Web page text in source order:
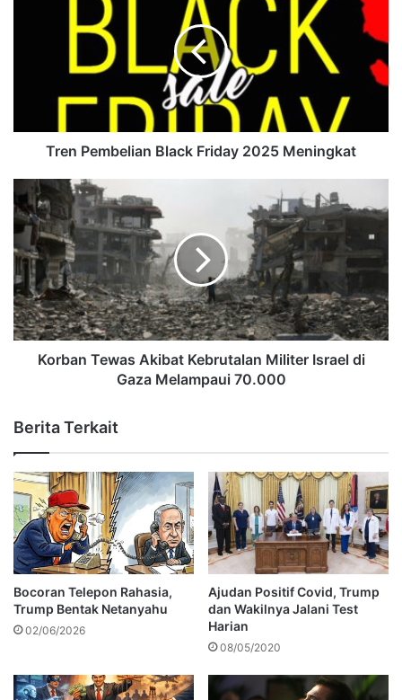
Tren Pembelian Black Friday 2025 Meningkat
Korban Tewas Akibat Kebrutalan Militer Israel di
Gaza Melampaui 70.000
Berita Terkait
Bocoran Telepon Rahasia,
Trump Bentak Netanyahu
02/06/2026
Ajudan Positif Covid, Trump
dan Wakilnya Jalani Test
Harian
08/05/2020